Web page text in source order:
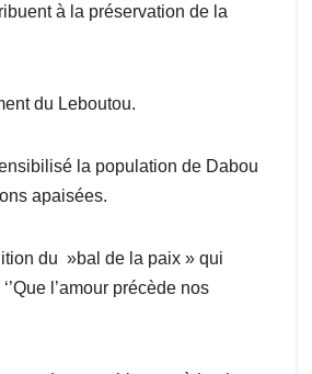
à la préservation de la
du Leboutou.
la population de Dabou
apaisées.
du »bal de la paix » qui
l’amour précède nos